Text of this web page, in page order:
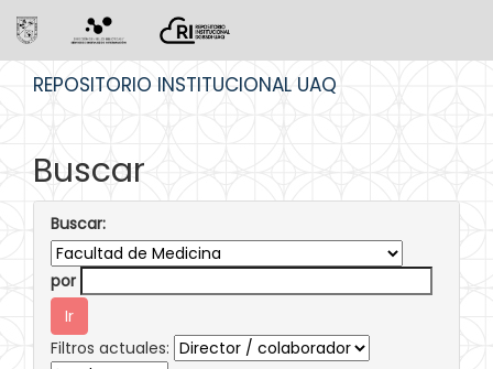
REPOSITORIO INSTITUCIONAL UAQ
Buscar
Buscar:
por
Filtros actuales: